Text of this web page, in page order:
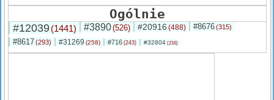
Ogólnie
#12039(1441) #3890(526) #20916 (488) #8676(315)
#8617(293) #31269 (258) #716 (243) #32804 (216)